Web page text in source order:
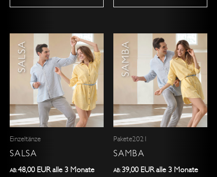
Einzeltänze
SALSA
AB:48,00 EURalle 3 Monate
Dieses
Produkt
weist
mehrere
Varianten
auf.
Die
können
auf
der
Pakete2021
SAMBA
AB: 39,00 EURalle 3 Monate
Dieses
Produkt
weist
mehrere
auf.
Die
können
auf
der